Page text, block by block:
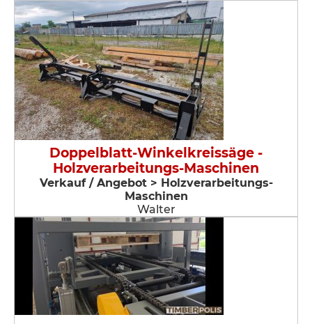
Doppelblatt-Winkelkreissäge -
Holzverarbeitungs-Maschinen
Verkauf / Angebot > Holzverarbeitungs-
Maschinen
Walter